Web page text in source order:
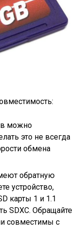
можно
это не всегда
обмена
обратную
устройство,
карты 1 и 1.1
SDXC. Обращайте
совместимы с